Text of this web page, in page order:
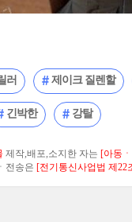
러 제이크 질렌할
긴박한 강탈
제작,배포,소지한 자는 [아동
전송은 [전기통신사업법 제22